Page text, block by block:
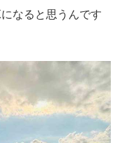
なると思うんです